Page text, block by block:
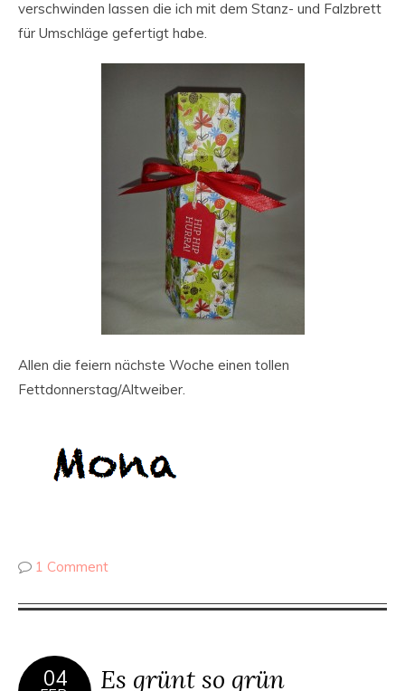
verschwinden lassen die ich mit dem Stanz- und Falzbrett
für Umschläge gefertigt habe.
Allen die feiern nächste Woche einen tollen
Fettdonnerstag/Altweiber.
1 Comment
04 Es grünt so grün